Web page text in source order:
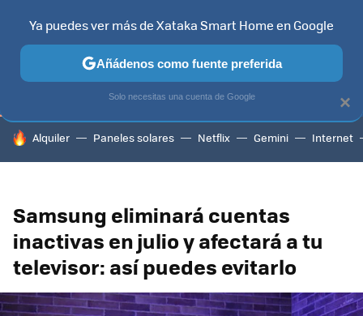
TELEVISORES CONTENIDOS SMART TV SELECCIÓN
HOY SE HABLA DE
Alquiler Paneles solares Netflix Gemini Internet
Samsung eliminará cuentas
inactivas en julio y afectará a tu
televisor: así puedes evitarlo
×
Ya puedes ver más de Xataka Smart Home en Google
Añádenos como fuente preferida
Solo necesitas una cuenta de Google